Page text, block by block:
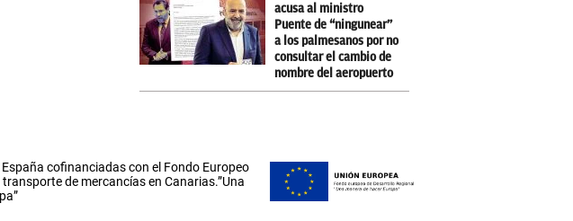
acusa al ministro
Puente de “ningunear”
a los palmesanos por no
consultar el cambio de
nombre del aeropuerto
cofinanciadas con el Fondo Europeo
de mercancías en Canarias.”Una